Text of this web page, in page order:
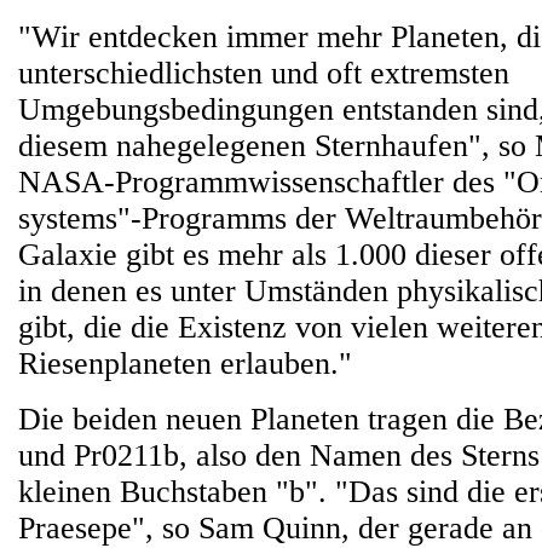
"Wir entdecken immer mehr Planeten,
unterschiedlichsten und oft extremsten
Umgebungsbedingungen entstanden
diesem nahegelegenen Sternhaufen",
NASA-Programmwissenschaftler des
systems"-Programms der
Galaxie gibt es mehr als 1.000 dieser
in denen es unter Umständen
gibt, die die Existenz von vielen
Riesenplaneten erlauben."
Die beiden neuen Planeten tragen die
und Pr0211b, also den Namen des
kleinen Buchstaben "b". "Das sind die
Praesepe", so Sam Quinn, der gerade